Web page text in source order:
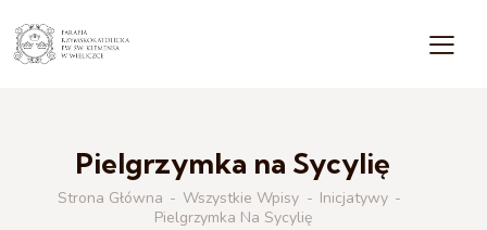
Pielgrzymka na Sycylię
Strona Główna Wszystkie Wpisy
Inicjatywy
Pielgrzymka Na Sycylię
INICJATYWY